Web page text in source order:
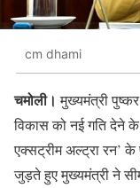
cm dhami
चमोली। मुख्यमंत्री
विकास को नई गति देने के
एक्सट्रीम अल्ट्रा रन’ के
जुड़ते हुए मुख्यमंत्री ने